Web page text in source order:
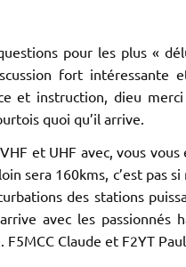
pour les plus «
fort intéressante
et instruction, dieu
quoi qu’il arrive.
et UHF avec, vous
sera 160kms, c’est pas si
des stations
avec les passionnés
Claude et F2YT